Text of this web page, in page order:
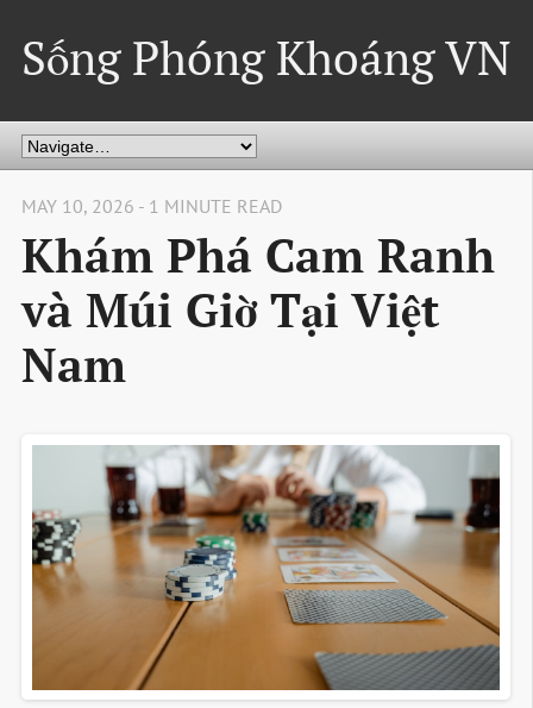
Sống Phóng Khoáng VN
MAY 10, 2026 - 1 MINUTE READ
Khám Phá Cam Ranh
và Múi Giờ Tại Việt
Nam